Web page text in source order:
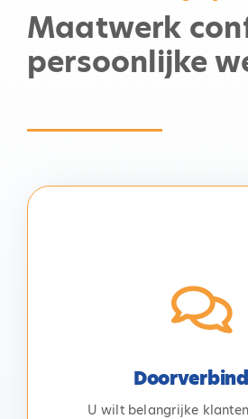
Maatwerk
persoonlijke
U wilt belangrijke
Dat kan met onze
verbinden binnenkomende
contactpersoon wanneer